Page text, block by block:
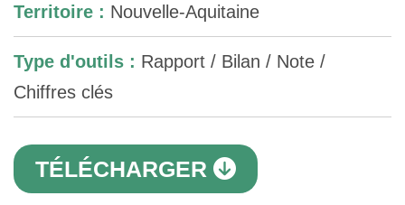
Territoire : Nouvelle-Aquitaine
Type d'outils : Rapport / Bilan / Note /
Chiffres clés
TÉLÉCHARGER